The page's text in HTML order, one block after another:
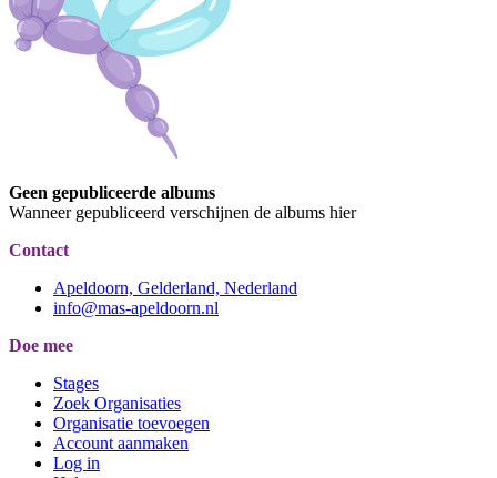
Geen gepubliceerde albums
Wanneer gepubliceerd verschijnen de albums hier
Contact
Apeldoorn, Gelderland, Nederland
info@mas-apeldoorn.nl
Doe mee
Stages
Zoek Organisaties
Organisatie toevoegen
Account aanmaken
Log in